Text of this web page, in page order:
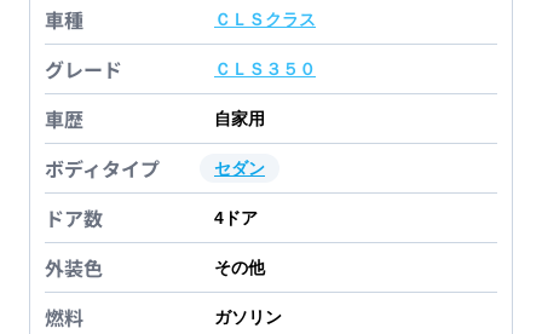
車種 ＣＬＳクラス
グレード ＣＬＳ３５０
車歴 自家用
ボディタイプ セダン
ドア数 4 ドア
外装色 その他
燃料 ガソリン